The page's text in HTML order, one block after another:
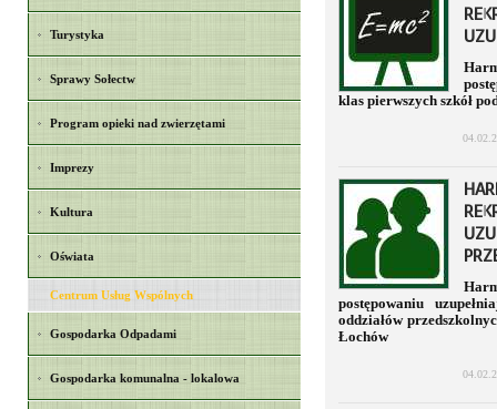
Turystyka
Sprawy Sołectw
Program opieki nad zwierzętami
Imprezy
Kultura
Oświata
Centrum Usług Wspólnych
Gospodarka Odpadami
Gospodarka komunalna - lokalowa
klas pierwszych szkół
postępowaniu
oddziałów
Łochów